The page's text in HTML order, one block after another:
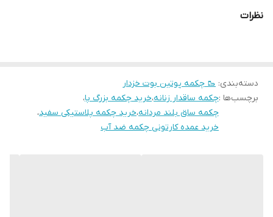
ساق کوتاه کارتون 16 جفتی همه سایز ۴۰تا۴۵ داخل کارتون
انتخاب سایز دلخواه خرید حداقل کارتونی امکان پذیر
انتخاب سایز دلخواه جور تک سایز
نظرات
دسته‌بندی: 🥾 چکمه پوتین بوت خزدار
برچسب‌ها :چکمه ساقدار زنانه،خرید چکمه بزرگ پا،
چکمه ساق بلند مردانه،خرید چکمه پلاستیکی سفید،
خرید عمده کارتونی چکمه ضد آب